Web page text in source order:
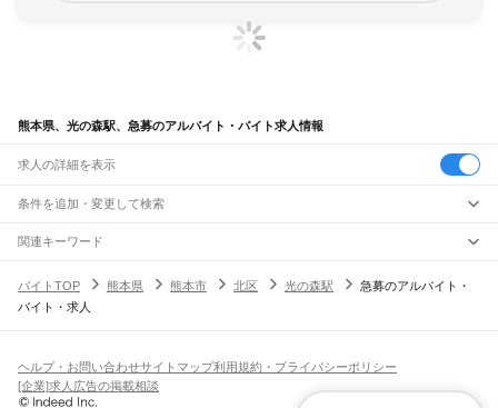
熊本県、光の森駅、急募のアルバイト・バイト求人情報
求人の詳細を表示
条件を追加・変更して検索
市区町村を追加・変更
熊本県すべて
熊本市
天草市合志市植木町下益城郡玉名郡菊池郡阿蘇郡上益城郡八代郡
球磨郡天草郡
駅を追加・変更
千丁駅新八代駅八代駅
阿蘇高原線
職種を追加・変更
飲食・フードサービスすべて
ホールスタッフキッチンスタッフ
パン屋（ベーカリー）
バー（BAR）・バーテンダー
人気
日払いOK高校生歓迎 髪型・髪色自由
雇用形態を追加・変更
関連キーワード
バイトTOP
熊本県 熊本市 北区 光の森駅
急募のアルバイト・
バイト・求人
ヘルプ・お問い合わせサイトマップ利用規約・プライバシーポリシー
[企業]求人広告の掲載相談